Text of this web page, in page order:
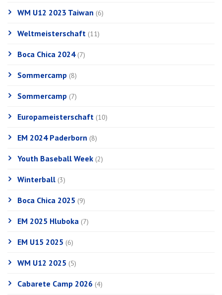
WM U12 2023 Taiwan (6)
Weltmeisterschaft (11)
Boca Chica 2024(7)
Sommercamp (8)
Sommercamp (7)
Europameisterschaft (10)
EM 2024 Paderborn (8)
Youth Baseball Week (2)
Winterball (3)
Boca Chica 2025 (9)
EM 2025 Hluboka (7)
EM U15 2025 (6)
WM U12 2025 (5)
Cabarete Camp 2026 (4)